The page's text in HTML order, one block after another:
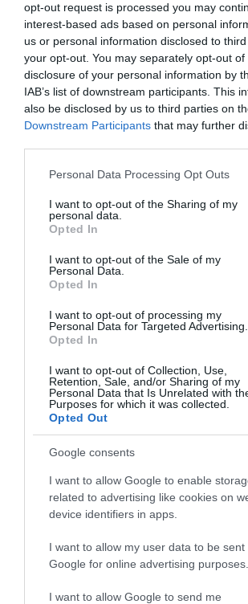
opt-out request is processed you may
interest-based ads based on personal
us or personal information disclosed to
your opt-out. You may separately opt-out
disclosure of your personal information by
IAB’s list of downstream participants. This
also be disclosed by us to third parties on
Downstream Participants that may further
Please note that this website/app uses one
not limited to your visit or usage behaviour.
grant or deny consent to Google and its
use your data for below specified purposes
consent section.
Personal Data Processing Opt Outs
I want to opt-out of the Sharing of my
personal data.
Opted In
I want to opt-out of the Sale of my
Personal Data.
Opted In
I want to opt-out of processing my
Personal Data for Targeted Advertising.
Opted In
I want to opt-out of Collection, Use,
Retention, Sale, and/or Sharing of my
Personal Data that Is Unrelated with
Purposes for which it was collected.
Opted Out
Google consents
I want to allow Google to enable
related to advertising like cookies on
device identifiers in apps.
I want to allow my user data to be sent
Google for online advertising purposes.
I want to allow Google to send me
ΤΕΧΝΟΛΟΓΙΕΣ
Megasoft: Τα Krispy by
επιλέγουν PRISMA Win
ψηφιακό τους
20.01.2026
ΤΕΧΝΟΛΟΓΙΕΣ
Ψηφιακό πελατολόγιο
ελάχιστα κλικ και
ταλαιπωρία από τη
16.05.2025